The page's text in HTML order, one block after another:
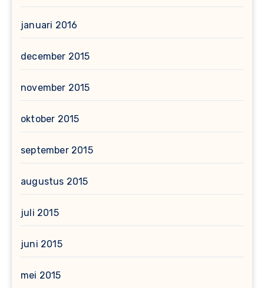
januari 2016
december 2015
november 2015
oktober 2015
september 2015
augustus 2015
juli 2015
juni 2015
mei 2015